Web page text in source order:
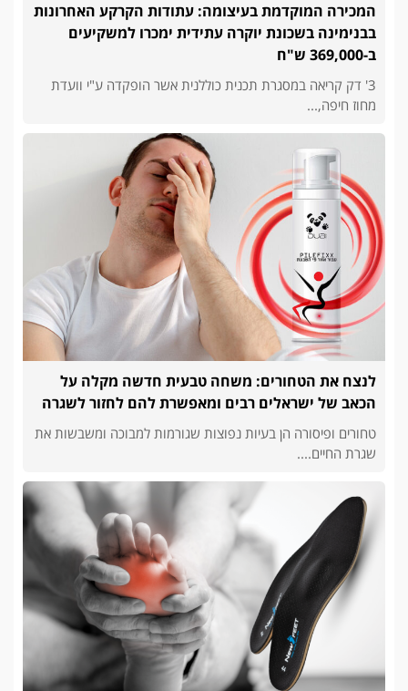
המכירה המוקדמת בעיצומה: עתודות הקרקע האחרונות
בבנימינה בשכונת יוקרה עתידית ימכרו למשקיעים
ב-369,000 ש"ח
3' דק קריאה במסגרת תכנית כוללנית אשר הופקדה ע"י וועדת
מחוז חיפה,...
לנצח את הטחורים: משחה טבעית חדשה מקלה על
הכאב של ישראלים רבים ומאפשרת להם לחזור לשגרה
טחורים ופיסורה הן בעיות נפוצות שגורמות למבוכה ומשבשות את
שגרת החיים....